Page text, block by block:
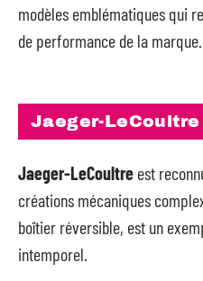
modèles emblématiques qui
de performance de la marque.
Jaeger-LeCoultre
Jaeger-LeCoultre est
créations mécaniques
boîtier réversible, est un
intemporel.